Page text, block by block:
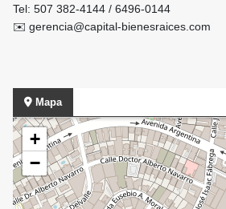
Tel: 507 382-4144 / 6496-0144
✉️ gerencia@capital-bienesraices.com
Mapa
+
−